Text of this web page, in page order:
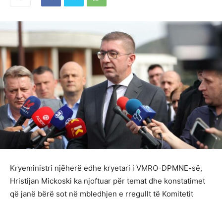
Kryeministri njëherë edhe kryetari i VMRO-DPMNE-së,
Hristijan Mickoski ka njoftuar për temat dhe konstatimet
që janë bërë sot në mbledhjen e rregullt të Komitetit